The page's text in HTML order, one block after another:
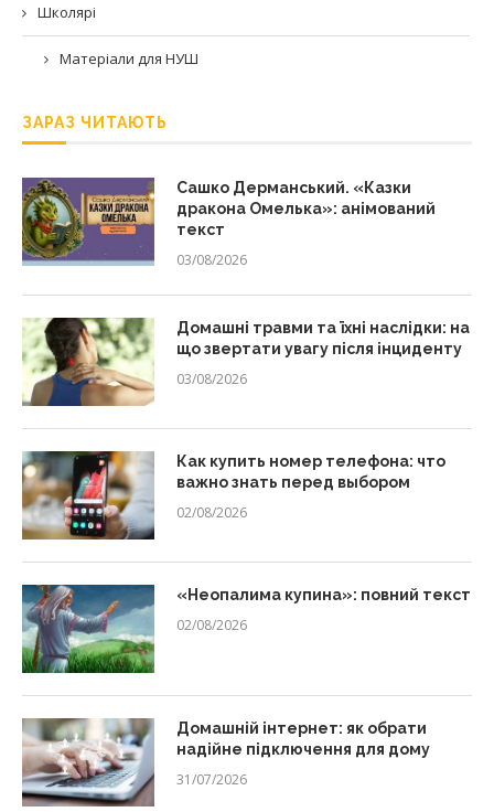
Школярі
Матеріали для НУШ
ЗАРАЗ ЧИТАЮТЬ
Сашко Дерманський. «Казки
дракона Омелька»: анімований
текст
03/08/2026
Домашні травми та їхні наслідки: на
що звертати увагу після інциденту
03/08/2026
Как купить номер телефона: что
важно знать перед выбором
02/08/2026
«Неопалима купина»: повний текст
02/08/2026
Домашній інтернет: як обрати
надійне підключення для дому
31/07/2026